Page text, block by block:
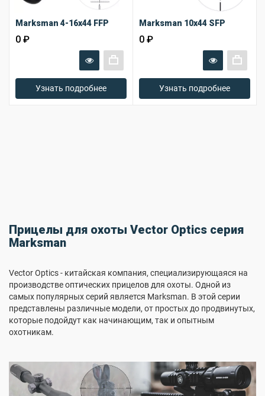
Marksman 4-16x44 FFP
0 ₽
Узнать подробнее
Marksman 10x44 SFP
0 ₽
Узнать подробнее
Прицелы для охоты Vector Optics серия
Marksman
Vector Optics - китайская компания, специализирующаяся на
производстве оптических прицелов для охоты. Одной из
самых популярных серий является Marksman. В этой серии
представлены различные модели, от простых до продвинутых,
которые подойдут как начинающим, так и опытным
охотникам.